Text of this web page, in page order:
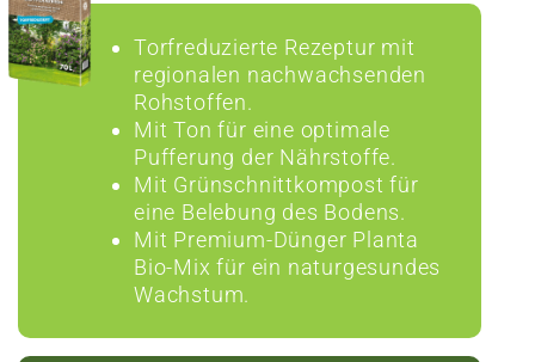
Torfreduzierte Rezeptur mit
regionalen nachwachsenden
Rohstoffen.
Mit Ton für eine optimale
Pufferung der Nährstoffe.
Mit Grünschnittkompost für
eine Belebung des Bodens.
Mit Premium-Dünger Planta
Bio-Mix für ein naturgesundes
Wachstum.